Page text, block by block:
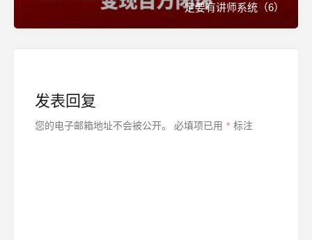
定要有讲师系统（6）
发表回复
您的电子邮箱地址不会被公开。 必填项已用 * 标注